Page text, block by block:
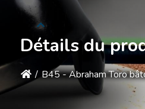
Détails du
/ B45 - Abraham Toro